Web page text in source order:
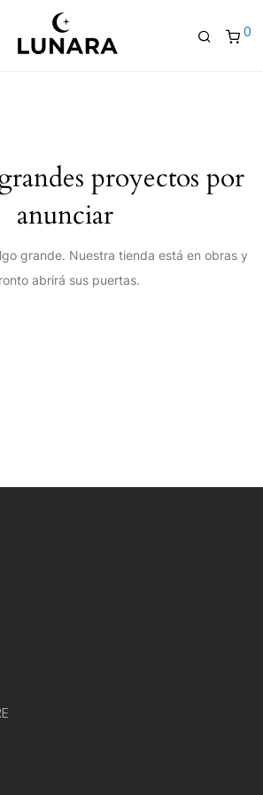
0
proyectos por
anunciar
grande. Nuestra tienda está en obras y
abrirá sus puertas.